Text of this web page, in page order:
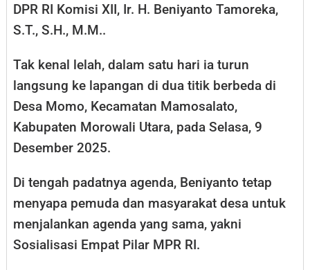
DPR RI Komisi XII, Ir. H. Beniyanto Tamoreka,
S.T., S.H., M.M..
Tak kenal lelah, dalam satu hari ia turun
langsung ke lapangan di dua titik berbeda di
Desa Momo, Kecamatan Mamosalato,
Kabupaten Morowali Utara, pada Selasa, 9
Desember 2025.
Di tengah padatnya agenda, Beniyanto tetap
menyapa pemuda dan masyarakat desa untuk
menjalankan agenda yang sama, yakni
Sosialisasi Empat Pilar MPR RI.